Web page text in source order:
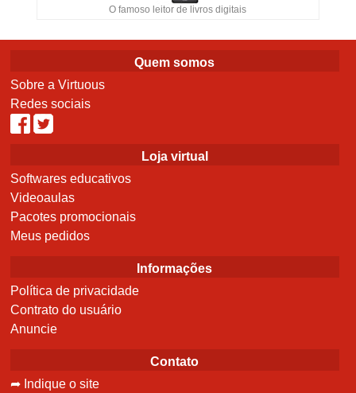
O famoso leitor de livros digitais
Quem somos
Sobre a Virtuous
Redes sociais
Loja virtual
Softwares educativos
Videoaulas
Pacotes promocionais
Meus pedidos
Informações
Política de privacidade
Contrato do usuário
Anuncie
Contato
➦ Indique o site